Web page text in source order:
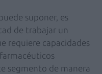
suponer, es
de trabajar un
requiere capacidades
segmento de manera